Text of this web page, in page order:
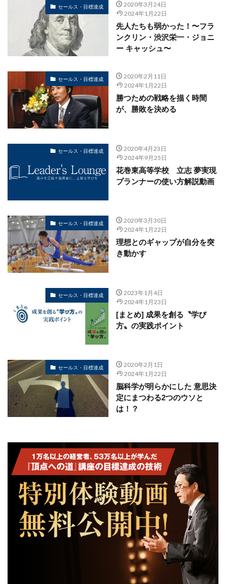
セールス・目標達成
2020年3月24日
2024年1月22日
先人たちも弱かった！〜フラ
ンクリン・渋沢栄一・ジョニ
ー キャッシュ〜
セールス・目標達成
2020年2月11日
2024年1月22日
勝つための戦略を描く時間
が、勝敗を決める
セールス・目標達成
2020年4月23日
2024年9月25日
花巻東高等学校 立志 夢実現
プランナーの使い方解説動画
セールス・目標達成
2020年3月30日
2024年1月22日
理想とのギャップが自分を突
き動かす
セールス・目標達成
2023年1月4日
2024年1月23日
[まとめ] 成果を創る〝学び
方〟の実践ポイント
セールス・目標達成
2020年2月1日
2024年1月22日
脳科学が明らかにした 意思決
定にまつわる2つのウソと
は！？